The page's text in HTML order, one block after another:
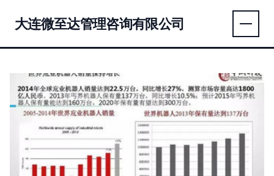
大连微至达管理咨询有限公司